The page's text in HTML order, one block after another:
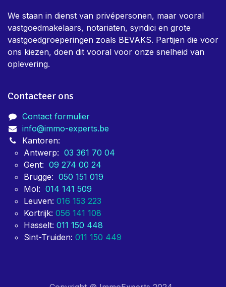
We staan in dienst van privépersonen, maar vooral
vastgoedmakelaars, notariaten, syndici en grote
vastgoedgroeperingen zoals BEVAKS. Partijen die voor
ons kiezen, doen dit vooral voor onze snelheid van
oplevering.
Contacteer ons
Contact formulier
info@immo-experts.be
Kantoren:
Antwerp: 03 361 70 04
Gent: 09 274 00 24
Brugge: 050 151 019
Mol: 014 141 509
Leuven: 016 153 223
Kortrijk: 056 141 108
Hasselt: 011 150 448
Sint-Truiden: 011 150 449